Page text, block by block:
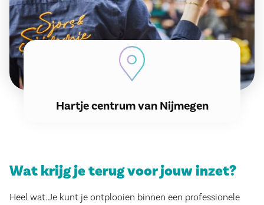
Hartje centrum van Nijmegen
Wat krijg je terug voor jouw inzet?
Heel wat. Je kunt je ontplooien binnen een professionele